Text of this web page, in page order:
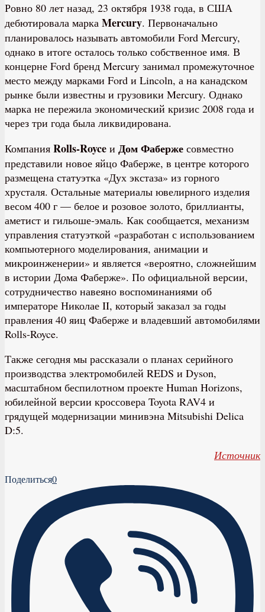
Ровно 80 лет назад, 23 октября 1938 года, в США
дебютировала марка Mercury. Первоначально
планировалось называть автомобили Ford Mercury,
однако в итоге осталось только собственное имя. В
концерне Ford бренд Mercury занимал промежуточное
место между марками Ford и Lincoln, а на канадском
рынке были известны и грузовики Mercury. Однако
марка не пережила экономический кризис 2008 года и
через три года была ликвидирована.
Компания Rolls-Royce и Дом Фаберже совместно
представили новое яйцо Фаберже, в центре которого
размещена статуэтка «Дух экстаза» из горного
хрусталя. Остальные материалы ювелирного изделия
весом 400 г — белое и розовое золото, бриллианты,
аметист и гильоше-эмаль. Как сообщается, механизм
управления статуэткой «разработан с использованием
компьютерного моделирования, анимации и
микроинженерии» и является «вероятно, сложнейшим
в истории Дома Фаберже». По официальной версии,
сотрудничество навеяно воспоминаниями об
императоре Николае II, который заказал за годы
правления 40 яиц Фаберже и владевший автомобилями
Rolls-Royce.
Также сегодня мы рассказали о планах серийного
производства электромобилей REDS и Dyson,
масштабном беспилотном проекте Human Horizons,
юбилейной версии кроссовера Toyota RAV4 и
грядущей модернизации минивэна Mitsubishi Delica
D:5.
Источник
Поделиться0